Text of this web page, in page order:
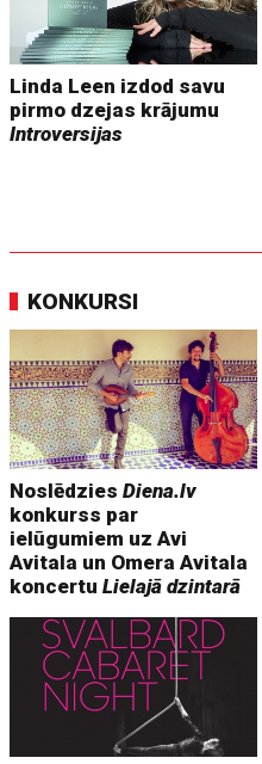
Linda Leen izdod savu
pirmo dzejas krājumu
Introversijas
KONKURSI
NoslēdziesDiena.lv
konkurss par
ielūgumiem uz Avi
Avitala un Omera Avitala
koncertuLielajā dzintarā